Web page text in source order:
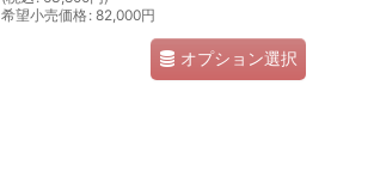
希望小売価格: 82,000円
オプション選択